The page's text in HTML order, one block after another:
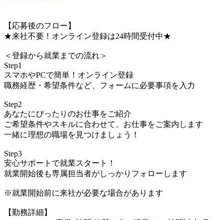
【応募後のフロー】
★来社不要！オンライン登録は24時間受付中★
＜登録から就業までの流れ＞
Step1
スマホやPCで簡単！オンライン登録
職務経歴・希望条件など、フォームに必要事項を入力
Step2
あなたにぴったりのお仕事をご紹介
ご希望条件やスキルに合わせて、お仕事をご案内します
一緒に理想の職場を見つけましょう！
Step3
安心サポートで就業スタート！
就業開始後も専属担当者がしっかりフォローします
※就業開始前に来社が必要な場合があります
【勤務詳細】